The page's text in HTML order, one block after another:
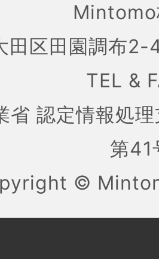
田区田園調布
TEL &
省 認定情報処
第
©